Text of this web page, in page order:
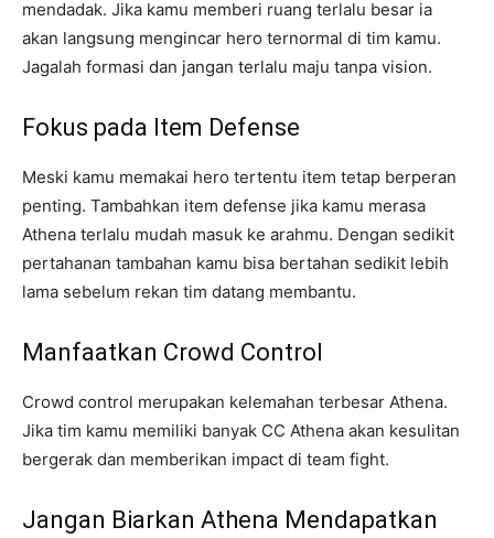
mendadak. Jika kamu memberi ruang terlalu besar ia
akan langsung mengincar hero ternormal di tim kamu.
Jagalah formasi dan jangan terlalu maju tanpa vision.
Fokus pada Item Defense
Meski kamu memakai hero tertentu item tetap berperan
penting. Tambahkan item defense jika kamu merasa
Athena terlalu mudah masuk ke arahmu. Dengan sedikit
pertahanan tambahan kamu bisa bertahan sedikit lebih
lama sebelum rekan tim datang membantu.
Manfaatkan Crowd Control
Crowd control merupakan kelemahan terbesar Athena.
Jika tim kamu memiliki banyak CC Athena akan kesulitan
bergerak dan memberikan impact di team fight.
Jangan Biarkan Athena Mendapatkan